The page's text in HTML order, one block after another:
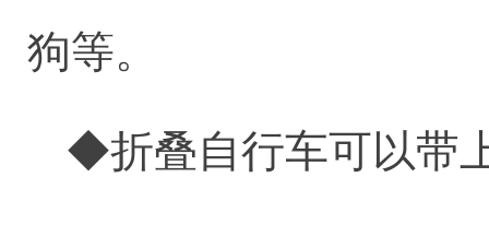
狗等。
◆折叠自行车可以带